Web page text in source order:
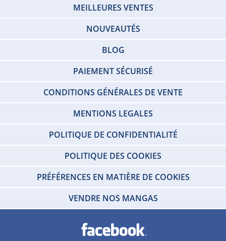
MEILLEURES VENTES
NOUVEAUTÉS
BLOG
PAIEMENT SÉCURISÉ
CONDITIONS GÉNÉRALES DE VENTE
MENTIONS LEGALES
POLITIQUE DE CONFIDENTIALITÉ
POLITIQUE DES COOKIES
PRÉFÉRENCES EN MATIÈRE DE COOKIES
VENDRE NOS MANGAS